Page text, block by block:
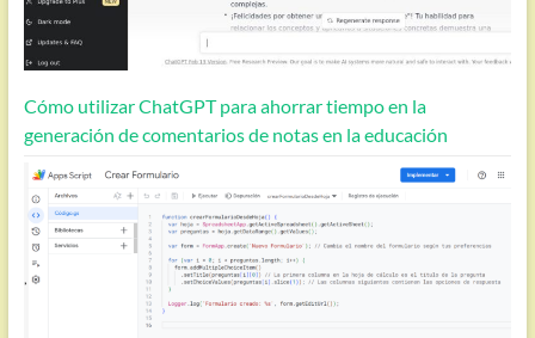
Cómo utilizar ChatGPT para ahorrar tiempo en la
generación de comentarios de notas en la educación